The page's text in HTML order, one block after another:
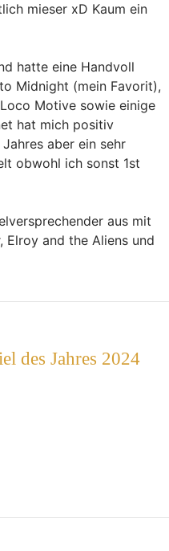
mieser xD Kaum ein
hatte eine Handvoll
Midnight (mein Favorit),
Motive sowie einige
hat mich positiv
aber ein sehr
obwohl ich sonst 1st
aus mit
Elroy and the Aliens und
des Jahres 2024